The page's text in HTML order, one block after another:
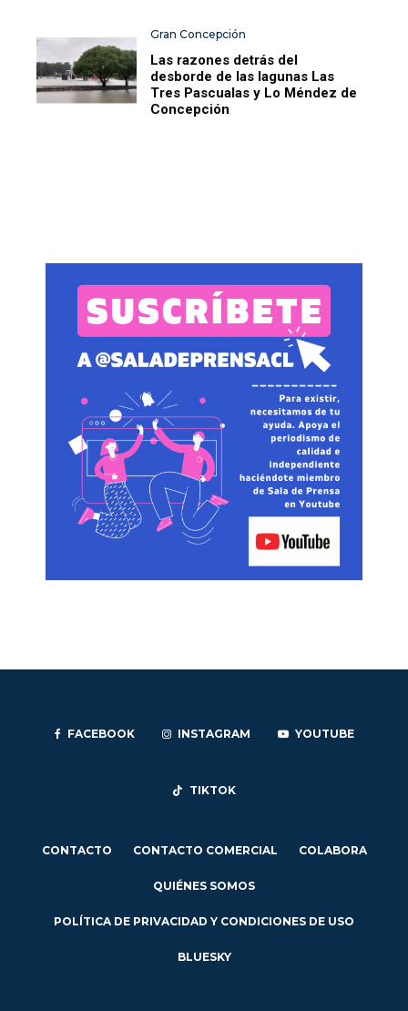
Gran Concepción
Las razones detrás del
desborde de las lagunas Las
Tres Pascualas y Lo Méndez de
Concepción
FACEBOOK INSTAGRAM YOUTUBE
TIKTOK
CONTACTO CONTACTO COMERCIAL COLABORA
QUIÉNES SOMOS
POLÍTICA DE PRIVACIDAD Y CONDICIONES DE USO
BLUESKY